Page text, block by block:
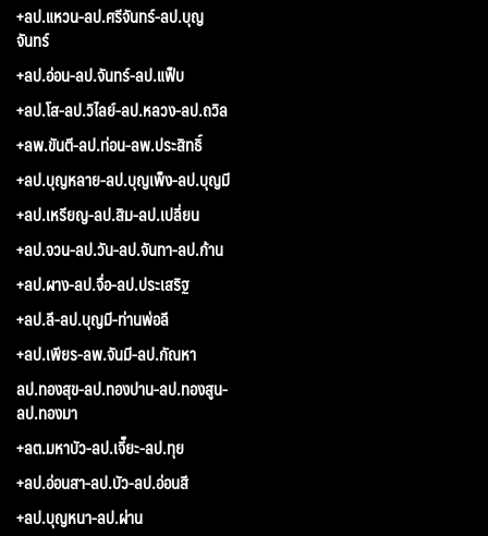
+ลป.แหวน-ลป.ศรีจันทร์-ลป.บุญ
จันทร์
+ลป.อ่อน-ลป.จันทร์-ลป.แฟ็บ
+ลป.โส-ลป.วิไลย์-ลป.หลวง-ลป.ถวิล
+ลพ.ขันตี-ลป.ท่อน-ลพ.ประสิทธิ์
+ลป.บุญหลาย-ลป.บุญเพ็ง-ลป.บุญมี
+ลป.เหรียญ-ลป.สิม-ลป.เปลี่ยน
+ลป.จวน-ลป.วัน-ลป.จันทา-ลป.ก้าน
+ลป.ผาง-ลป.จื่อ-ลป.ประเสริฐ
+ลป.ลี-ลป.บุญมี-ท่านพ่อลี
+ลป.เพียร-ลพ.จันมี-ลป.กัณหา
ลป.ทองสุข-ลป.ทองปาน-ลป.ทองสูน-
ลป.ทองมา
+ลต.มหาบัว-ลป.เจี๊ยะ-ลป.ทุย
+ลป.อ่อนสา-ลป.บัว-ลป.อ่อนสี
+ลป.บุญหนา-ลป.ผ่าน